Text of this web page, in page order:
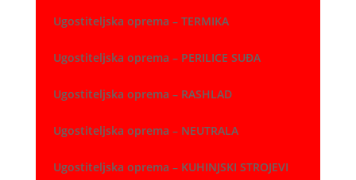
Ugostiteljska oprema – TERMIKA
Ugostiteljska oprema – PERILICE SUĐA
Ugostiteljska oprema – RASHLAD
Ugostiteljska oprema – NEUTRALA
Ugostiteljska oprema – KUHINJSKI STROJEVI